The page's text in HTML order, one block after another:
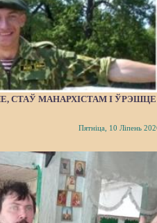
СТАЎ МАНАРХІСТАМ І ЎРЭШЦЕ
Пятніца, 10 Ліпень